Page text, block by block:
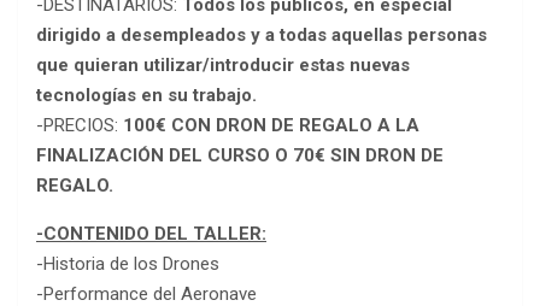
-DESTINATARIOS: Todos los públicos, en especial
dirigido a desempleados y a todas aquellas personas
que quieran utilizar/introducir estas nuevas
tecnologías en su trabajo.
-PRECIOS: 100€ CON DRON DE REGALO A LA
FINALIZACIÓN DEL CURSO O 70€ SIN DRON DE
REGALO.
-CONTENIDO DEL TALLER:
-Historia de los Drones
-Performance del Aeronave